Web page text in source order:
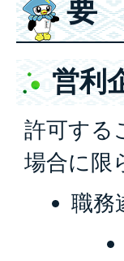
要
営利
許可する
場合に限
職務